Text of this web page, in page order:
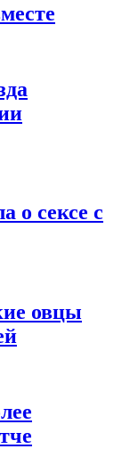
о сексе с
овцы